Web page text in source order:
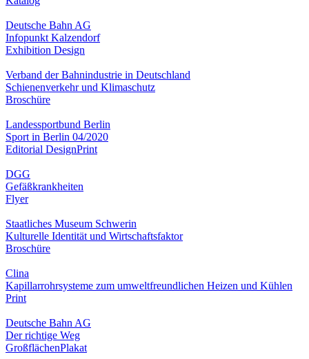
Deutsche Bahn AG
Infopunkt Kalzendorf
Exhibition Design
Verband der Bahnindustrie in Deutschland
Schienenverkehr und Klimaschutz
Broschüre
Landessportbund Berlin
Sport in Berlin 04/2020
Editorial DesignPrint
DGG
Gefäßkrankheiten
Flyer
Staatliches Museum Schwerin
Kulturelle Identität und Wirtschaftsfaktor
Broschüre
Clina
Kapillarrohrsysteme zum umweltfreundlichen Heizen und Kühlen
Print
Deutsche Bahn AG
Der richtige Weg
GroßflächenPlakat